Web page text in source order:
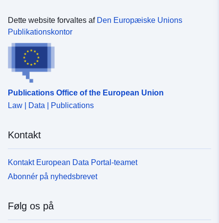
50.5819 ], [ 13.9753,
df482888-37ed-4889-aaed-
uriRef:
Ændringshyppig
hed:
Type:
Dette website forvaltes af Den Europæiske Unions
Publikationskontor
Publications Office of the European Union
Law | Data | Publications
Kontakt
Kontakt European Data Portal-teamet
Abonnér på nyhedsbrevet
Følg os på